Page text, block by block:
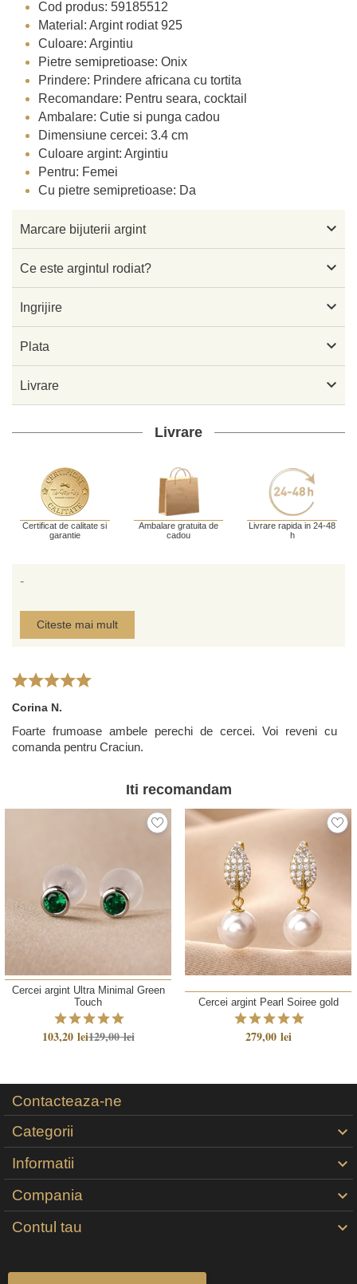
Cod produs: 59185512
Material: Argint rodiat 925
Culoare: Argintiu
Pietre semipretioase: Onix
Prindere: Prindere africana cu tortita
Recomandare: Pentru seara, cocktail
Ambalare: Cutie si punga cadou
Dimensiune cercei: 3.4 cm
Culoare argint: Argintiu
Pentru: Femei
Cu pietre semipretioase: Da
Marcare bijuterii argint 
Ce este argintul rodiat? 
Ingrijire 
Plata 
Livrare 
Livrare
Certificat de calitate si
garantie
Ambalare gratuita de
cadou
Livrare rapida in 24-48
h
-
Citeste mai mult
Corina N.
Foarte frumoase ambele perechi de cercei. Voi reveni cu
comanda pentru Craciun.
Iti recomandam
Cercei argint Ultra Minimal Green
Touch
103,20 lei129,00 lei
Cercei argint Pearl Soiree gold
279,00 lei
Contacteaza-ne
Categorii

Informatii 
Compania 
Contul tau 